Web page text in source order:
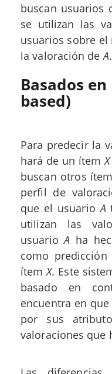
buscan
se utilizan las
usuarios sobre
la valoración deA.
Basados
based)
Para predecir la
hará de un ítem X
buscan otros
perfil de
que el usuarioA
utilizan las
usuarioA ha
como
ítemX. Este
basado en
encuentra en
por sus
valoraciones que